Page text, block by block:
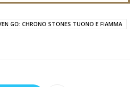
GO: CHRONO STONES TUONO E FIAMMA